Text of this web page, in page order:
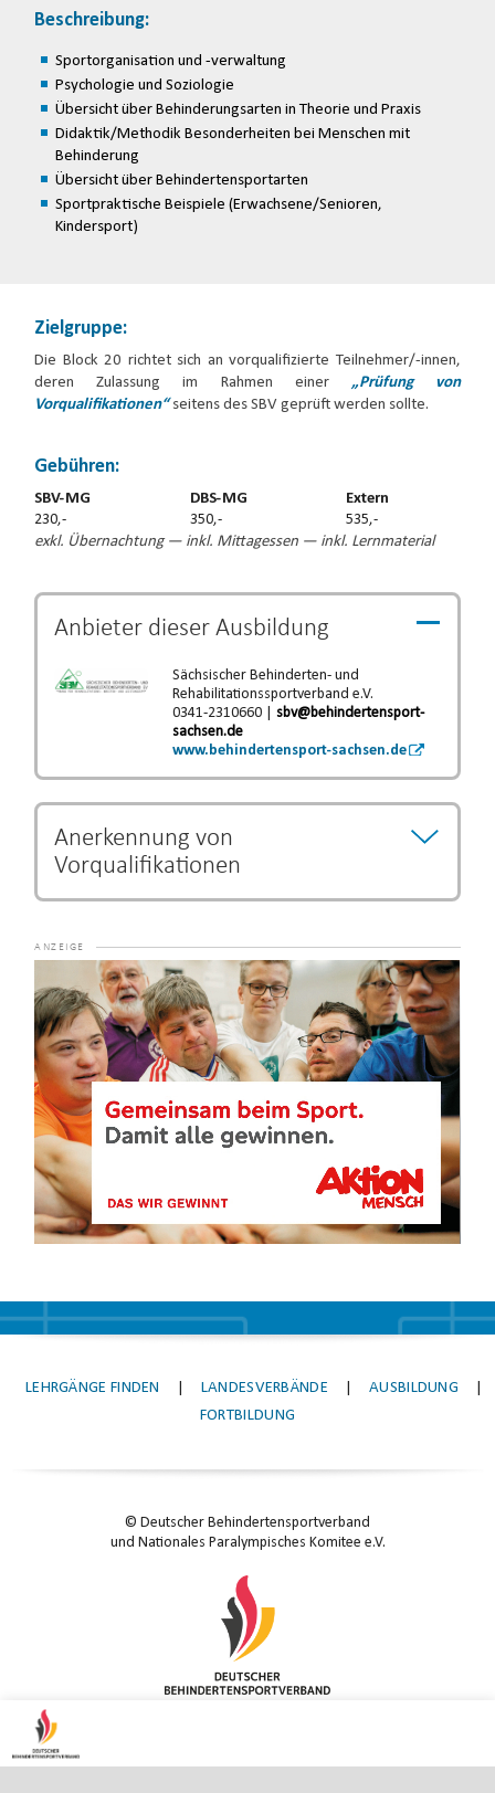
Beschreibung:
Sportorganisation und -verwaltung
Psychologie und Soziologie
Übersicht über Behinderungsarten in Theorie und Praxis
Didaktik/Methodik Besonderheiten bei Menschen mit
Behinderung
Übersicht über Behindertensportarten
Sportpraktische Beispiele (Erwachsene/Senioren,
Kindersport)
Zielgruppe:
Die Block 20 richtet sich an vorqualifizierte Teilnehmer/-innen,
deren Zulassung im Rahmen einer „Prüfung von
Vorqualifikationen“seitens des SBV geprüft werden sollte.
Gebühren:
SBV-MG DBS-MG
Extern
230,-
350,-
535,-
exkl. Übernachtung — inkl. Mittagessen — inkl. Lernmaterial
Anbieter dieserAusbildung
Sächsischer Behinderten- und
Rehabilitationssportverband e.V.
0341-2310660 | sbv@behindertensport-
sachsen.de
www.behindertensport-sachsen.de
Anerkennung von
Vorqualifikationen
der Ausbildungszeit begründen.Die Entscheidung über
eine Verkürzung der Ausbildung unterliegt dem jeweiligen
Lehrgangsanbieter.
Player
LEHRGÄNGE FINDEN LANDESVERBÄNDE AUSBILDUNG
FORTBILDUNG
© Deutscher Behindertensportverband
und Nationales Paralympisches Komitee e.V.